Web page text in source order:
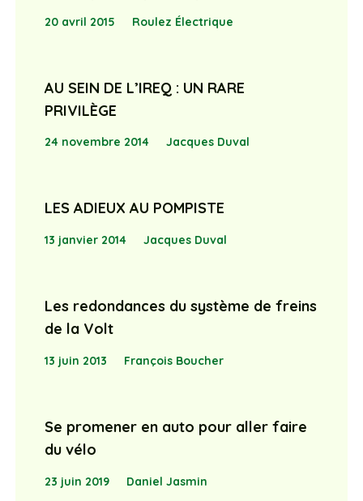
20 avril 2015 Roulez Électrique
AU SEIN DE L’IREQ : UN RARE
PRIVILÈGE
24 novembre 2014 Jacques Duval
LES ADIEUX AU POMPISTE
13 janvier 2014 Jacques Duval
Les redondances du système de freins
de la Volt
13 juin 2013 François Boucher
Se promener en auto pour aller faire
du vélo
23 juin 2019 Daniel Jasmin